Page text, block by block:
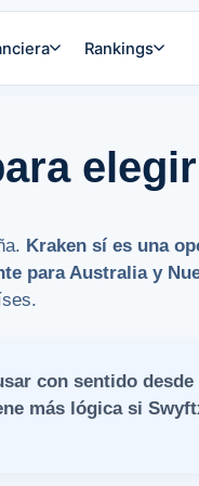
Rankings
elegir
Kraken sí es una
para Australia y
con sentido desde
más lógica si